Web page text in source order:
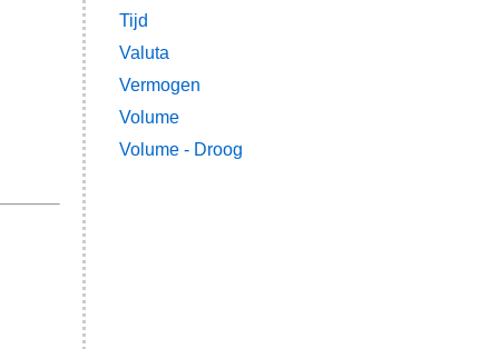
Tijd
Valuta
Vermogen
Volume
Volume - Droog